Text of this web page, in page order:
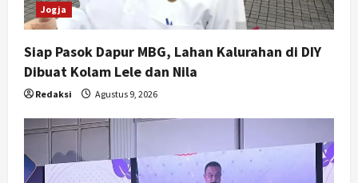
Jogja
Siap Pasok Dapur MBG, Lahan Kalurahan di DIY
Dibuat Kolam Lele dan Nila
Redaksi Agustus 9, 2026